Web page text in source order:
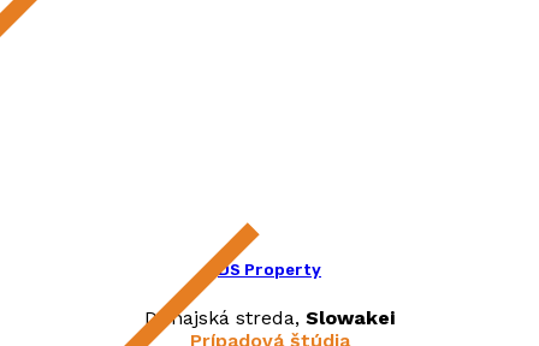
DS Property
Dunajská streda, Slowakei
Prípadová štúdia